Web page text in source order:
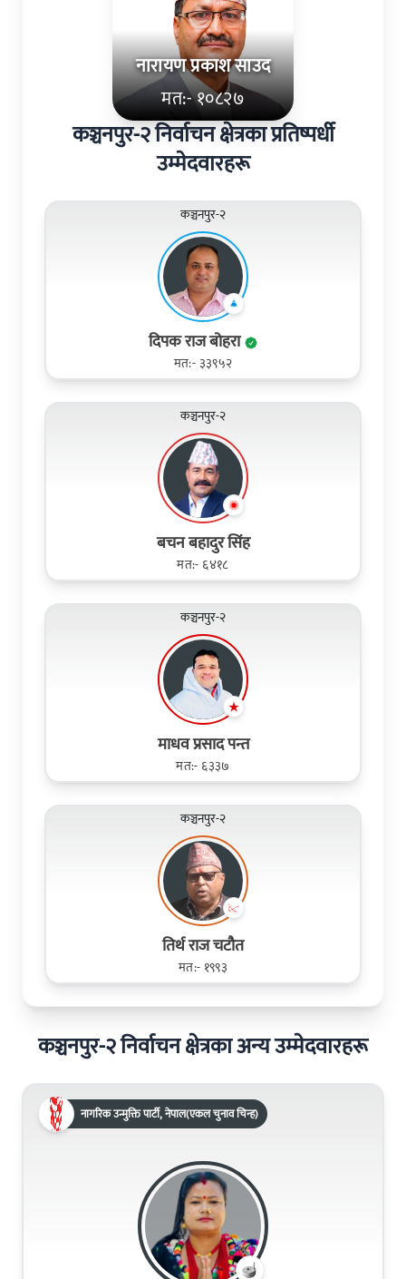
नारायण प्रकाश साउद
मत:- १०८२७
कञ्चनपुर-२ निर्वाचन क्षेत्रका प्रतिष्पर्धी
उम्मेदवारहरू
कञ्चनपुर-२
दिपक राज बोहरा
मत:- ३३९५२
कञ्चनपुर-२
बचन बहादुर सिंह
मत:- ६४१८
कञ्चनपुर-२
माधव प्रसाद पन्त
मत:- ६३३७
कञ्चनपुर-२
तिर्थ राज चटौत
मत:- १९९३
कञ्चनपुर-२ निर्वाचन क्षेत्रका अन्य उम्मेदवारहरू
नागरिक उन्मुक्ति पार्टी, नेपाल(एकल चुनाव चिन्ह)